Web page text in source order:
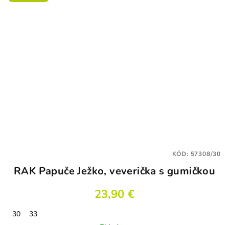
RAK Papuče Ježko, veverička s gumičkou
23,90 €
30
33
KÓD: 57308/30